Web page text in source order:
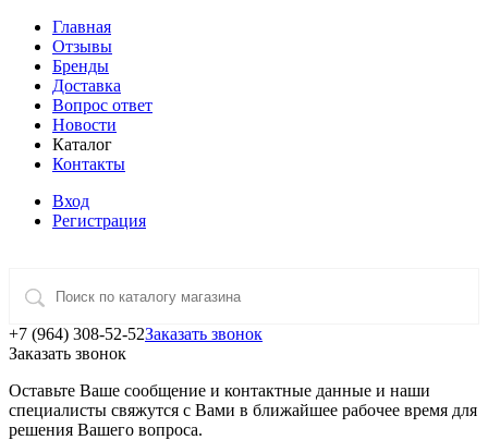
Главная
Отзывы
Бренды
Доставка
Вопрос ответ
Новости
Каталог
Контакты
Вход
Регистрация
+7 (964) 308-52-52Заказать звонок
Заказать звонок
Оставьте Ваше сообщение и контактные данные и наши
специалисты свяжутся с Вами в ближайшее рабочее время для
решения Вашего вопроса.